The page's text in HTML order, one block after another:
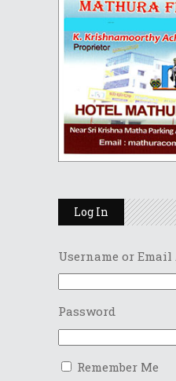
Log In
Username or Email
Password
Remember Me